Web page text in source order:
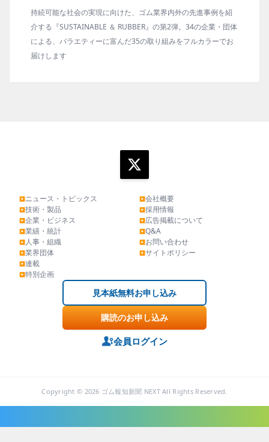
業界内外の先進事例を紹
』の第2弾。34の企業・団体
り組みをフルカラーでお
ゴム報知新聞の姉妹誌。ゴム・エラス
の動向、新製品・技術、原材料動向、
タビュー、海外企業情報、統計などを
▶ニュース・トピックス
▶技術・製品
▶企業・ビジネス
▶業績・統計
▶人事・組織
▶業界団体
▶連載
▶特別企画
▶会社概要
▶採用情報
▶広告掲載について
▶Q&A
▶お問い合わせ
▶サイトポリシー
見本紙無料お申し込み
購読のお申し込み
会員ログイン
Copyright © 2026 ゴム報知新聞 NEXT All Rights Reserved.